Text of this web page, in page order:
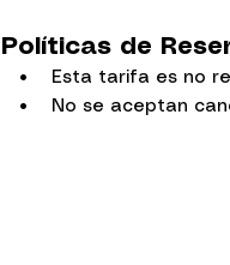
Políticas de
• Esta tarifa es no
• No se aceptan